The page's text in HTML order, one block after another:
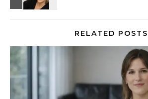
RELATED POSTS